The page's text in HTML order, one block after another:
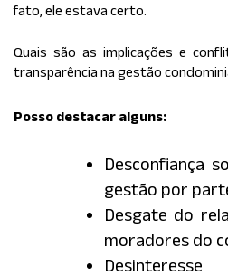
fato, ele estava certo.
Quais são as implicações e
transparência na gestão
Posso destacar alguns:
Desconfiança
gestão por
Desgate do
moradores do